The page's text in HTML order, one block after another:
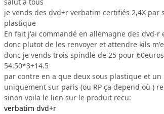
je vends des dvd+r verbatim certifiés 2,4X par
plastique
En fait j'ai commandé en allemagne des dvd-r
donc plutot de les renvoyer et attendre kils
donc je vends trois spindle de 25 pour
54.50*3+14.5
par contre en a que deux sous plastique et
uniquement sur paris (ou RP ça depend où )
sinon voila le lien sur le produit recu:
verbatim dvd+r